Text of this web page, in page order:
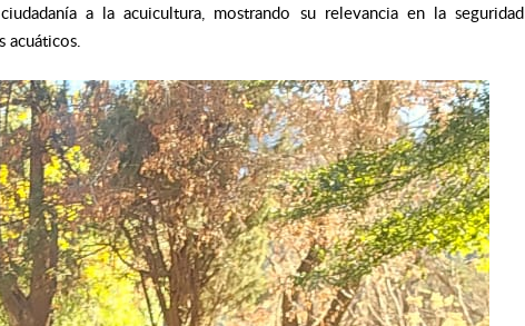
a la acuicultura, mostrando su relevancia en la seguridad
acuáticos.